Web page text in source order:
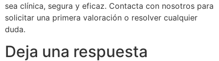
sea clínica, segura y eficaz. Contacta con nosotros para
solicitar una primera valoración o resolver cualquier
duda.
Deja una respuesta